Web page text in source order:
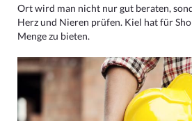
Ort wird man nicht nur gut beraten,
Herz und Nieren prüfen. Kiel hat für
Menge zu bieten.